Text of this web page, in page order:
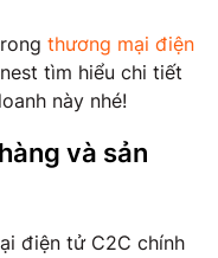
thương mại điện
tìm hiểu chi tiết
này nhé!
và sản
điện tử C2C chính